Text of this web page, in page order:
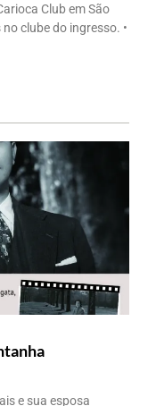
Club em São
clube do ingresso. •
e sua esposa